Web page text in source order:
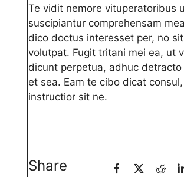
Te vidit nemore vituperatoribus
suscipiantur comprehensam
dico doctus interesset per, no
volutpat. Fugit tritani mei ea, ut
dicunt perpetua, adhuc
et sea. Eam te cibo dicat
instructior sit ne.
Share